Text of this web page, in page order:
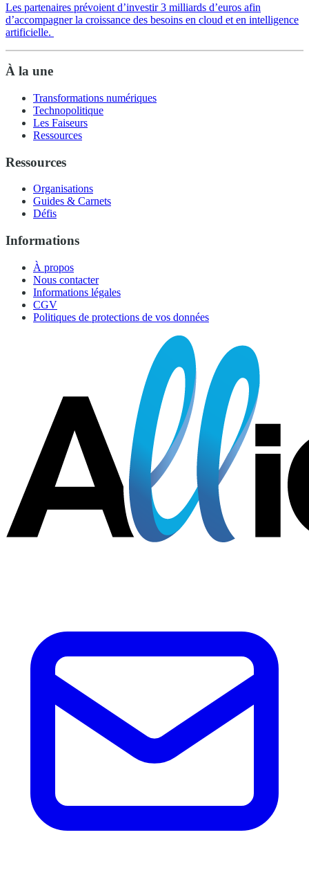
Les partenaires prévoient d’investir 3 milliards d’euros afin
d’accompagner la croissance des besoins en cloud et en intelligence
artificielle.
À la une
Transformations numériques
Technopolitique
Les Faiseurs
Ressources
Ressources
Organisations
Guides & Carnets
Défis
Informations
À propos
Nous contacter
Informations légales
CGV
Politiques de protections de vos données